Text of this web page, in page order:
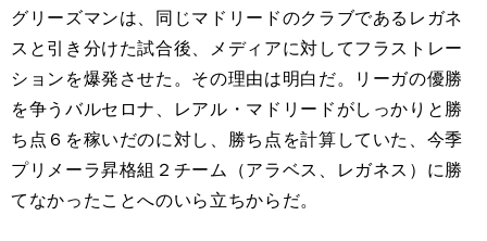
グリーズマンは、同じマドリードのクラブであるレガネ
スと引き分けた試合後、メディアに対してフラストレー
ションを爆発させた。その理由は明白だ。リーガの優勝
を争うバルセロナ、レアル・マドリードがしっかりと勝
ち点６を稼いだのに対し、勝ち点を計算していた、今季
プリメーラ昇格組２チーム（アラベス、レガネス）に勝
てなかったことへのいら立ちからだ。